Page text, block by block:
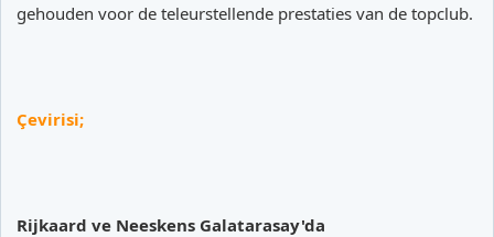
gehouden voor de teleurstellende prestaties van de topclub.
Çevirisi;
Rijkaard ve Neeskens Galatarasay'da